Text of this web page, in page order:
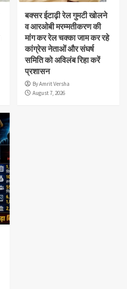
बक्सर ईटाढ़ी रेल गुमटी खोलने
व आरओबी मरम्मतीकरण की
मांग कर रेल चक्का जाम कर रहे
कांग्रेस नेताओं और संघर्ष
समिति को अविलंब रिहा करें
प्रशासन
By Amrit Versha
August 7, 2026